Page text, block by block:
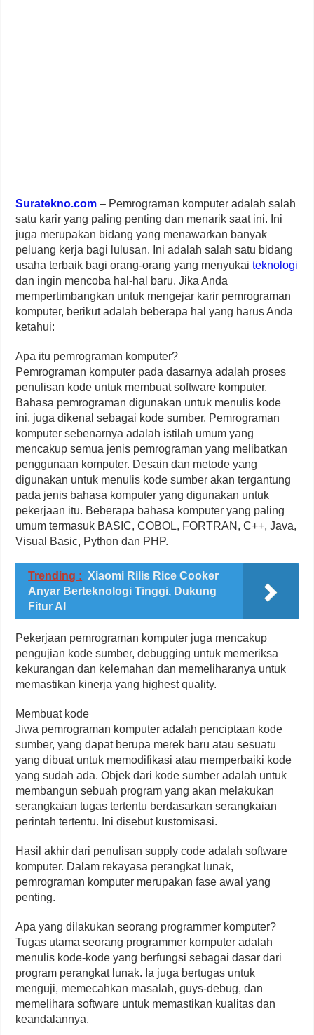
Suratekno.com – Pemrograman komputer adalah salah
satu karir yang paling penting dan menarik saat ini. Ini
juga merupakan bidang yang menawarkan banyak
peluang kerja bagi lulusan. Ini adalah salah satu bidang
usaha terbaik bagi orang-orang yang menyukaiteknologi
dan ingin mencoba hal-hal baru. Jika Anda
mempertimbangkan untuk mengejar karir pemrograman
komputer, berikut adalah beberapa hal yang harus Anda
ketahui:
Apa itu pemrograman komputer?
Pemrograman komputer pada dasarnya adalah proses
penulisan kode untuk membuat software komputer.
Bahasa pemrograman digunakan untuk menulis kode
ini, juga dikenal sebagai kode sumber. Pemrograman
komputer sebenarnya adalah istilah umum yang
mencakup semua jenis pemrograman yang melibatkan
penggunaan komputer. Desain dan metode yang
digunakan untuk menulis kode sumber akan tergantung
pada jenis bahasa komputer yang digunakan untuk
pekerjaan itu. Beberapa bahasa komputer yang paling
umum termasuk BASIC, COBOL, FORTRAN, C++, Java,
Visual Basic, Python dan PHP.
Trending : Xiaomi Rilis Rice Cooker
Anyar Berteknologi Tinggi, Dukung
Fitur AI
Pekerjaan pemrograman komputer juga mencakup
pengujian kode sumber, debugging untuk memeriksa
kekurangan dan kelemahan dan memeliharanya untuk
memastikan kinerja yang highest quality.
Membuat kode
Jiwa pemrograman komputer adalah penciptaan kode
sumber, yang dapat berupa merek baru atau sesuatu
yang dibuat untuk memodifikasi atau memperbaiki kode
yang sudah ada. Objek dari kode sumber adalah untuk
membangun sebuah program yang akan melakukan
serangkaian tugas tertentu berdasarkan serangkaian
perintah tertentu. Ini disebut kustomisasi.
Hasil akhir dari penulisan supply code adalah software
komputer. Dalam rekayasa perangkat lunak,
pemrograman komputer merupakan fase awal yang
penting.
Apa yang dilakukan seorang programmer komputer?
Tugas utama seorang programmer komputer adalah
menulis kode-kode yang berfungsi sebagai dasar dari
program perangkat lunak. Ia juga bertugas untuk
menguji, memecahkan masalah, guys-debug, dan
memelihara software untuk memastikan kualitas dan
keandalannya.